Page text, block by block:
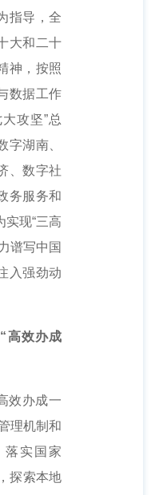
指导，全
大和二十
神，按照
数据工作
攻坚”总
字湖南、
、数字社
务服务和
实现“三高
谱写中国
入强劲动
高效办成
办成一
理机制和
落实国家
探索本地